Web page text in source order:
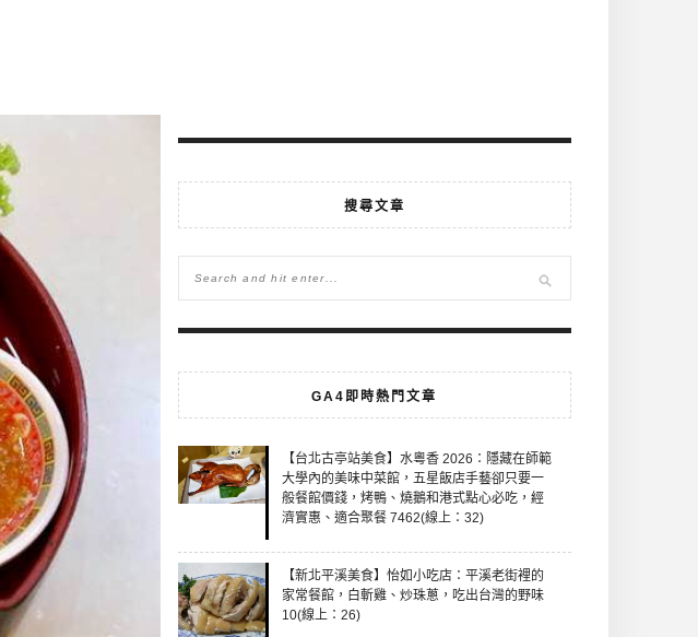
搜尋文章
GA4即時熱門文章
【台北古亭站美食】水粵香 2026：隱藏在師範
大學內的美味中菜館，五星飯店手藝卻只要一
般餐館價錢，烤鴨、燒鵝和港式點心必吃，經
濟實惠、適合聚餐 7462(線上：32)
【新北平溪美食】怡如小吃店：平溪老街裡的
家常餐館，白斬雞、炒珠蔥，吃出台灣的野味
10(線上：26)